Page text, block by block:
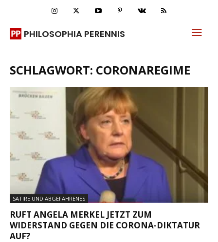
PHILOSOPHIA PERENNIS
SCHLAGWORT: CORONAREGIME
SATIRE UND ABGEFAHRENES
RUFT ANGELA MERKEL JETZT ZUM
WIDERSTAND GEGEN DIE CORONA-DIKTATUR
AUF?